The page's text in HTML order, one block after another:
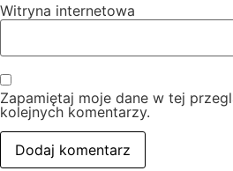
Witryna internetowa
Zapamiętaj moje dane w tej
kolejnych komentarzy.